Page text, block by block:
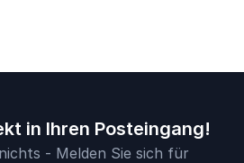
in Ihren Posteingang!
- Melden Sie sich für